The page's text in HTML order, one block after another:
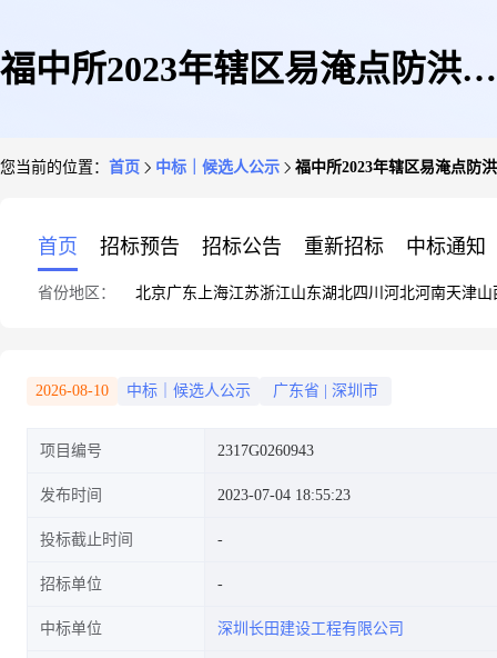
福中所2023年辖区易淹点防洪排
您当前的位置： 首页 中标｜候选人公示 福中所2023年辖区易淹点防
首页 招标预告 招标公告 重新招标 中标通知
省份地区： 北京广东 上海江苏浙江山东湖北四川 河北河南天津山
2026-08-10 中标｜候选人公示 广东省 深圳市
项目编号 2317G0260943
发布时间 2023-07-04 18:55:23
投标截止时间
招标单位
中标单位 深圳长田建设工程有限公司